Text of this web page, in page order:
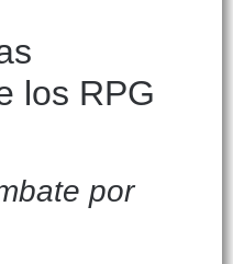
los RPG
por